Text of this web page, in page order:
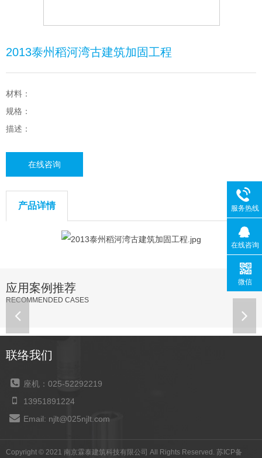
2013泰州稻河湾古建筑加固工程
材料：
规格：
描述：
在线咨询
产品详情
应用案例推荐
RECOMMENDED CASES
联络我们
座机：025-52292219
13951891224
Email: njlt@025njlt.com
Copyright © 2021 南京霖泰建筑科技有限公司 All Rights Reserved. 苏ICP备
服务热线
在线咨询
微信